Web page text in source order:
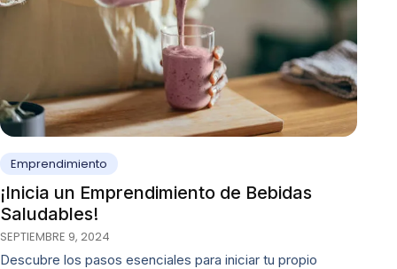
Emprendimiento
¡Inicia un Emprendimiento de Bebidas
Saludables!
SEPTIEMBRE 9, 2024
Descubre los pasos esenciales para iniciar tu propio